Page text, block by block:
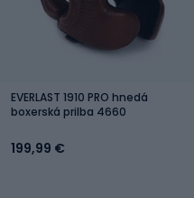
EVERLAST 1910 PRO hnedá
boxerská prilba 4660
199,99 €